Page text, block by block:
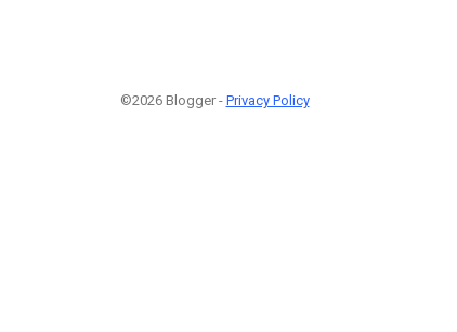
©2026 Blogger - Privacy Policy